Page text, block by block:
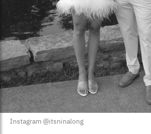
Instagram @itsninalong